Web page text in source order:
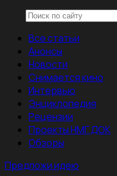
Все статьи
Анонсы
Новости
Снимается кино
Интервью
Энциклопедия
Рецензии
Проекты НМГ ДОК
Обзоры
Предложи идею